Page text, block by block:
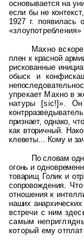
основывается на
если быне
1927 г. появилась
«злоупотребления»
Махно
плен к красной
рискованные
обыск и
упрекает Махно в
натуры [sic!]». Он
признает, однако,
как вторичный.
клеветы... Кому и
По словам
огонь и
товарищ Голик и
сопровождения.
отношения к
наших
встречи с ним
самым
который ему